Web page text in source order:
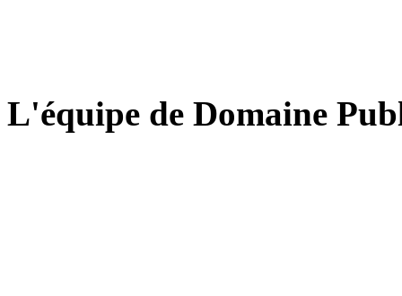
L'équipe de Domaine